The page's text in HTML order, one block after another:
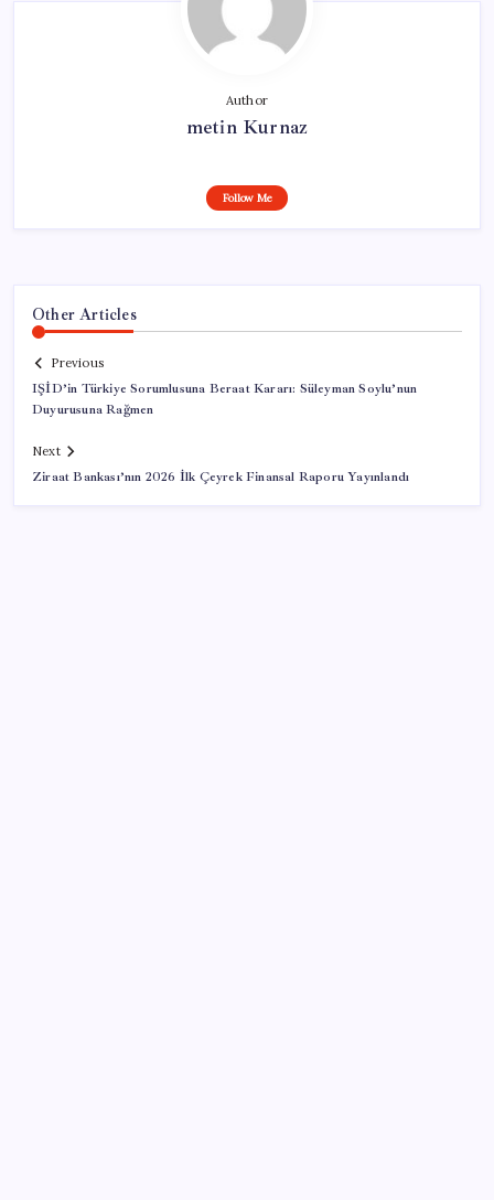
Author
metin Kurnaz
Follow Me
Other Articles
Previous
IŞİD’in Türkiye Sorumlusuna Beraat Kararı: Süleyman Soylu’nun
Duyurusuna Rağmen
Next
Ziraat Bankası’nın 2026 İlk Çeyrek Finansal Raporu Yayınlandı